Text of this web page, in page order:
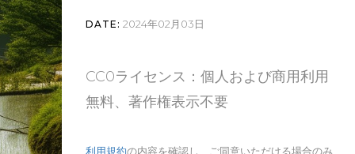
DATE: 2024年02月03日
CC0ライセンス：個人および商用利用
無料、著作権表示不要
利用規約の内容を確認し、ご同意いただける場合のみ